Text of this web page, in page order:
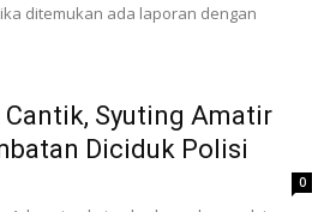
ditemukan ada laporan dengan
Syuting Amatir
Diciduk Polisi
0